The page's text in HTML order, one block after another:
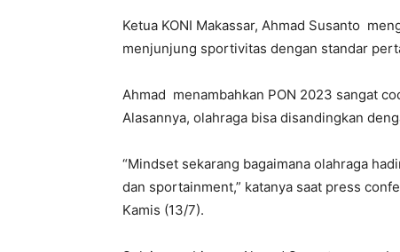
Ketua KONI Makassar, Ahmad Susanto
menjunjung sportivitas dengan standar
Ahmad menambahkan PON 2023 sangat
Alasannya, olahraga bisa disandingkan
“Mindset sekarang bagaimana olahraga
dan sportainment,” katanya saat press
Kamis (13/7).